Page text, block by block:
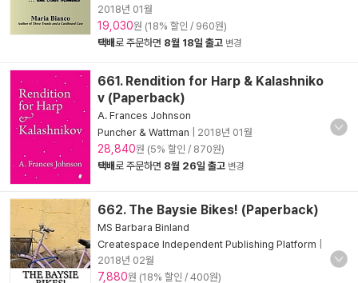
2018년 01월
19,030원 (18% 할인 / 960원)
택배로 주문하면 8월 18일 출고 변경
661. Rendition for Harp & Kalashniko
v (Paperback)
A. Frances Johnson
Puncher & Wattman
2018년 01월
28,840원 (5% 할인 / 870원)
택배로 주문하면 8월 26일 출고 변경
662. The Baysie Bikes! (Paperback)
MS Barbara Binland
Createspace Independent Publishing Platform
2018년 02월
7,880원 (18% 할인 / 400원)